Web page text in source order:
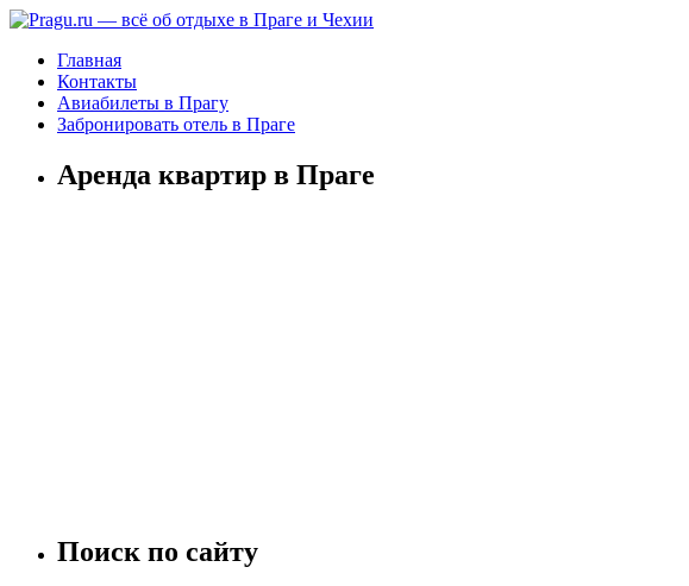
Главная
Контакты
Авиабилеты в Прагу
Забронировать отель в Праге
Аренда квартир в Праге
Поиск по сайту